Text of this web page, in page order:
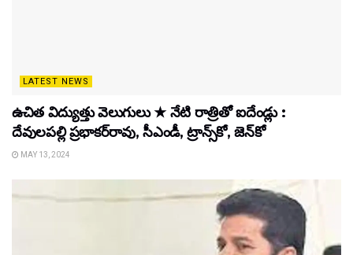
LATEST NEWS
ఉచిత విద్యుత్తు వెలుగులు ★ నేటి రాత్రితో ఐదేండ్లు :
దేవులపల్లి ప్రభాకర్‌రావు, సీఎండీ, ట్రాన్స్‌కో, జెన్‌కో
MAY 13, 2024